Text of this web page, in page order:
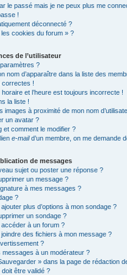
le passé mais je ne peux plus me
!
déconnecté ?
cookies du forum » ?
de l’utilisateur
?
nom d’apparaître dans la liste des
correctes !
et l’heure est toujours incorrecte !
la liste !
images à proximité de mon nom
un avatar ?
et comment le modifier ?
e-maild’un membre, on me demande
de messages
sujet ou poster une réponse ?
un message ?
à mes messages ?
?
plus d’options à mon sondage ?
un sondage ?
à un forum ?
des fichiers à mon message ?
?
à un modérateur ?
» dans la page de rédaction
être validé ?